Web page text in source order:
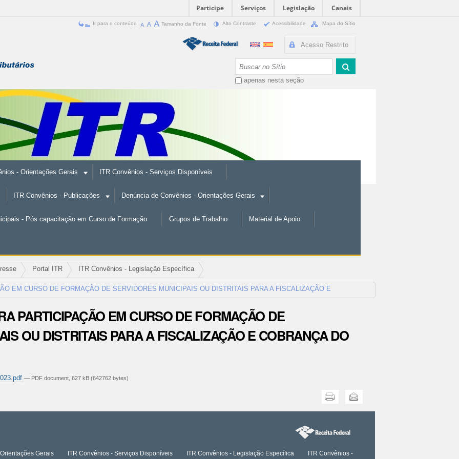
Participe Serviços Legislação
Canais
Ir para o conteúdo Tamanho da Fonte Alto Contraste Acessibilidade Mapa do Sítio
Acesso Restrito
apenas nesta seção
- Orientações Gerais ITR Convênios - Serviços Disponíveis
ITR Convênios - Publicações Denúncia de Convênios - Orientações Gerais
- Pós capacitação em Curso de Formação Grupos de Trabalho Material de Apoio
Portal ITR ITR Convênios - Legislação Específica
EM CURSO DE FORMAÇÃO DE SERVIDORES MUNICIPAIS OU DISTRITAIS PARA A FISCALIZAÇÃO E
PARTICIPAÇÃO EM CURSO DE FORMAÇÃO DE
OU DISTRITAIS PARA A FISCALIZAÇÃO E COBRANÇA DO
— PDF document, 627 kB (642762 bytes)
Enviar
Gerais ITR Convênios - Serviços Disponíveis ITR Convênios - Legislação Específica ITR Convênios -